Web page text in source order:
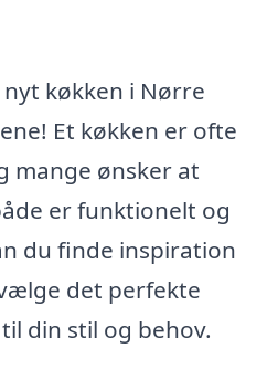
køkken i Nørre
Et køkken er ofte
mange ønsker at
er funktionelt og
du finde inspiration
det perfekte
din stil og behov.